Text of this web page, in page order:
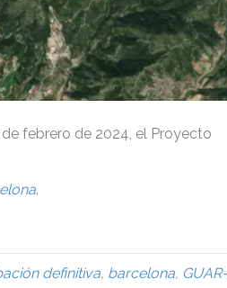
febrero de 2024, el Proyecto
.
definitiva, barcelona,